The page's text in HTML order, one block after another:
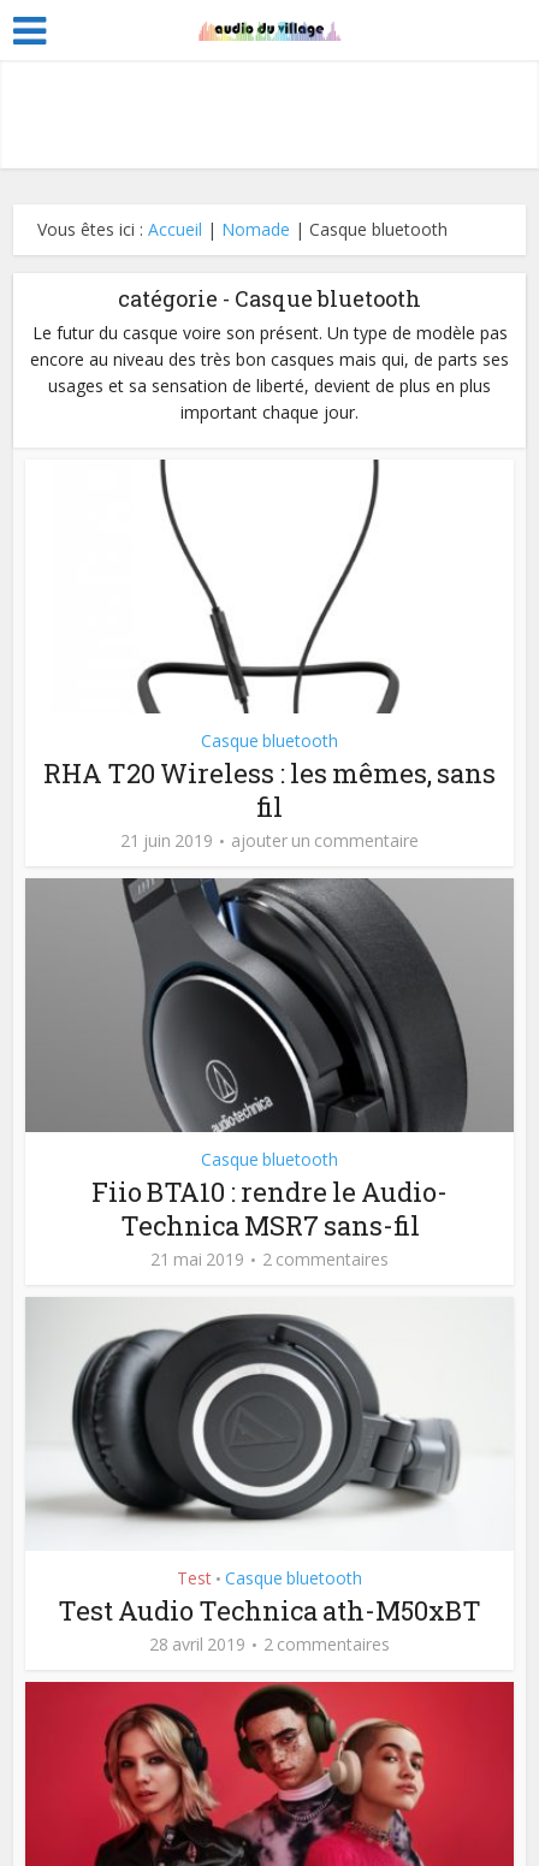
Vous êtes ici :Accueil | Nomade |Casque bluetooth
catégorie - Casque bluetooth
Le futur du casque voire son présent. Un type de modèle pas
encore au niveau des très bon casques mais qui, de parts ses
usages et sa sensation de liberté, devient de plus en plus
important chaque jour.
Casque bluetooth
RHA T20 Wireless : les mêmes, sans
fil
21 juin 2019 ajouter un commentaire
Casque bluetooth
Fiio BTA10 : rendre le Audio-
Technica MSR7 sans-fil
21 mai 2019 2 commentaires
Test • Casque bluetooth
Test Audio Technica ath-M50xBT
28 avril 2019 2 commentaires